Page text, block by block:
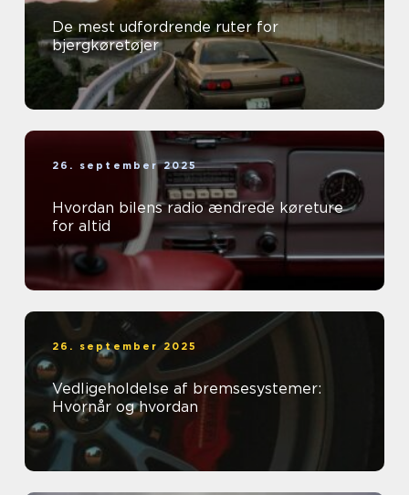
De mest udfordrende ruter for
bjergkøretøjer
26. september 2025
Hvordan bilens radio ændrede køreture
for altid
26. september 2025
Vedligeholdelse af bremsesystemer:
Hvornår og hvordan